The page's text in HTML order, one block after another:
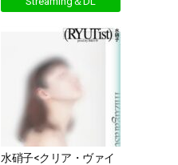
水硝子<クリア・ヴァイ